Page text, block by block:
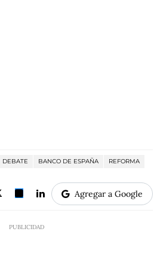
DEBATE BANCO DE ESPAÑA
REFORMA
Agregar a Google